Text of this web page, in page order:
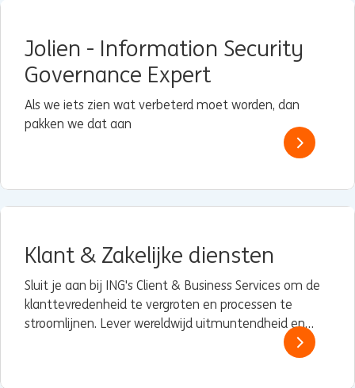
Jolien - Information Security
Governance Expert
Als we iets zien wat verbeterd moet worden, dan
pakken we dat aan
Klant & Zakelijke diensten
Sluit je aan bij ING's Client & Business Services om de
klanttevredenheid te vergroten en processen te
stroomlijnen. Lever wereldwijd uitmuntendheid en